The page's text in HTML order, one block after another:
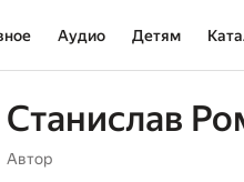
Аудио Детям
Станислав
Автор